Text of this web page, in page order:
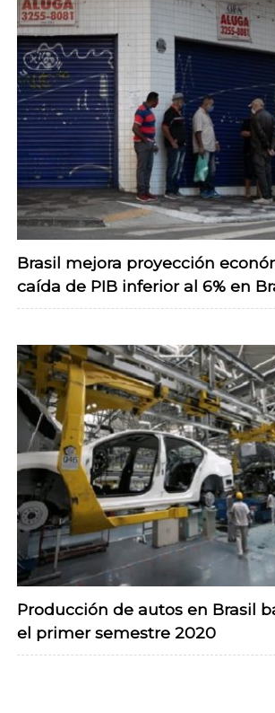
Brasil mejora proyección
caída de PIB inferior al 6% en
Producción de autos en Brasil
el primer semestre 2020